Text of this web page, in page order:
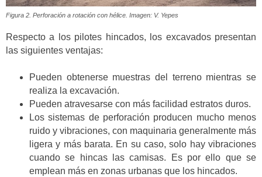
Figura 2. Perforación a rotación con hélice. Imagen: V. Yepes
Respecto a los pilotes hincados, los excavados presentan
las siguientes ventajas:
Pueden obtenerse muestras del terreno mientras se
realiza la excavación.
Pueden atravesarse con más facilidad estratos duros.
Los sistemas de perforación producen mucho menos
ruido y vibraciones, con maquinaria generalmente más
ligera y más barata. En su caso, solo hay vibraciones
cuando se hincas las camisas. Es por ello que se
emplean más en zonas urbanas que los hincados.